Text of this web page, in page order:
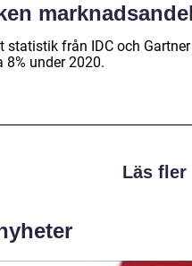
statistik från IDC och
8% under 2020.
Läs fler